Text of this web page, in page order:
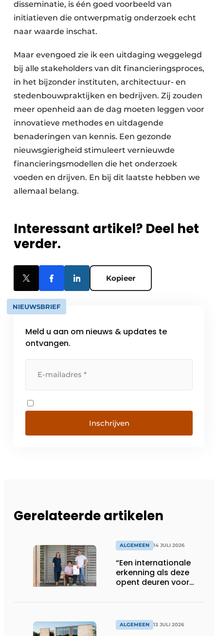
disseminatie, is één goed voorbeeld van
initiatieven die ontwerpmatig onderzoek echt
naar waarde inschat.
Maar evengoed zie ik een uitdaging weggelegd
bij alle stakeholders van dit financieringsproces,
in het bijzonder instituten, architectuur- en
stedenbouwpraktijken en bedrijven. Zij zouden
meer openheid aan de dag moeten leggen voor
innovatieve methodes en uitdagende
benaderingen van kennis. Een gezonde
nieuwsgierigheid stimuleert vernieuwde
financieringsmodellen die het onderzoek
voeden en drijven. En bij dit laatste hebben we
allemaal belang.
Interessant artikel? Deel het
verder.
Kopieer
NIEUWSBRIEF
Meld u aan om nieuws & updates te
ontvangen.
Inschrijven
Gerelateerde artikelen
ALGEMEEN 14 JULI 2026
“Een internationale
erkenning als deze
opent deuren voor
ALGEMEEN 13 JULI 2026